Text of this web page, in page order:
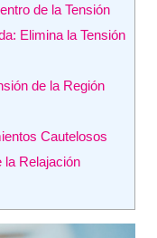
de la Tensión
Elimina la Tensión
de la Región
Cautelosos
la Relajación